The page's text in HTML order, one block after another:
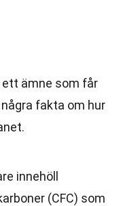
ett ämne som får
fakta om hur
innehöll
(CFC) som